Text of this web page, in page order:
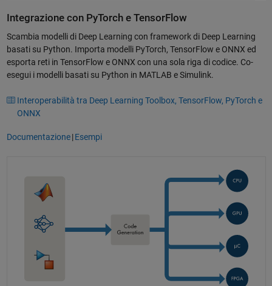
Integrazione con PyTorch e TensorFlow
Scambia modelli di Deep Learning con framework di Deep Learning
basati su Python. Importa modelli PyTorch, TensorFlow e ONNX ed
esporta reti in TensorFlow e ONNX con una sola riga di codice. Co-
esegui i modelli basati su Python in MATLAB e Simulink.
Interoperabilità tra Deep Learning Toolbox, TensorFlow, PyTorch e
ONNX
Documentazione|Esempi